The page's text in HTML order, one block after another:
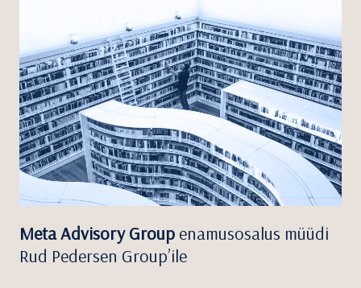
Meta Advisory Group enamusosalus müüdi
Rud Pedersen Group’ile